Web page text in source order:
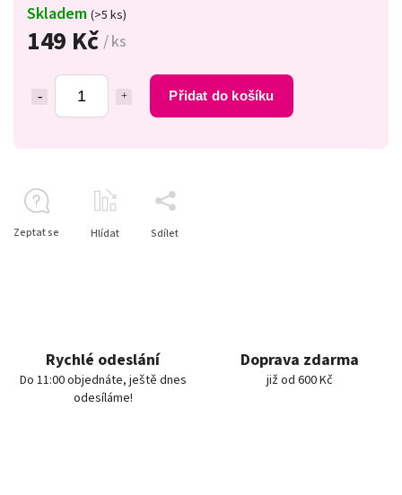
149 Kč / ks
Přidat do košíku
Skladem (>5 ks)
Zeptat se Hlídat Sdílet
Rychlé odeslání
Do 11:00 objednáte, ještě dnes
odesíláme!
Doprava zdarma
již od 600 Kč